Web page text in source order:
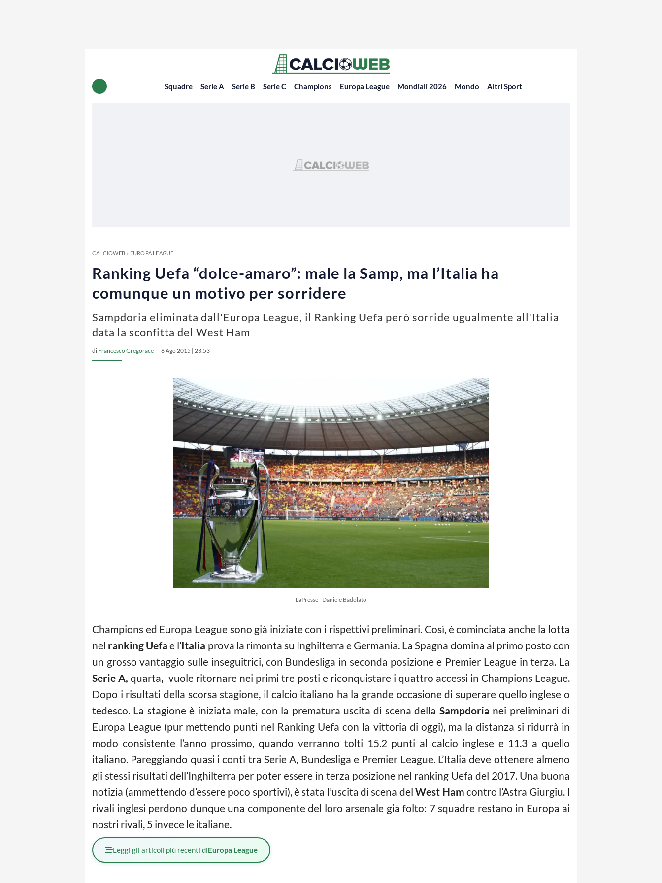
Squadre Serie A Serie B Serie C Champions Europa League Mondiali 2026 Mondo Altri Sport
CALCIOWEB» EUROPA LEAGUE
Ranking Uefa “dolce-amaro”: male la Samp, ma l’Italia ha
comunque un motivo per sorridere
Sampdoria eliminata dall'Europa League, il Ranking Uefa però sorride ugualmente all'Italia
data la sconfitta del West Ham
di Francesco Gregorace 6 Ago 2015 | 23:53
LaPresse - Daniele Badolato
Champions ed Europa League sono già iniziate con i rispettivi preliminari. Così, è cominciata anche la lotta
nel ranking Uefa e l’Italia prova la rimonta su Inghilterra e Germania. La Spagna domina al primo posto con
un grosso vantaggio sulle inseguitrici, con Bundesliga in seconda posizione e Premier League in terza. La
Serie A,quarta, vuole ritornare nei primi tre posti e riconquistare i quattro accessi in Champions League.
Dopo i risultati della scorsa stagione, il calcio italiano ha la grande occasione di superare quello inglese o
tedesco. La stagione è iniziata male, con la prematura uscita di scena della Sampdoria nei preliminari di
Europa League (pur mettendo punti nel Ranking Uefa con la vittoria di oggi), ma la distanza si ridurrà in
modo consistente l’anno prossimo, quando verranno tolti 15.2 punti al calcio inglese e 11.3 a quello
italiano. Pareggiando quasi i conti tra Serie A, Bundesliga e Premier League. L’Italia deve ottenere almeno
gli stessi risultati dell’Inghilterra per poter essere in terza posizione nel ranking Uefa del 2017. Una buona
notizia (ammettendo d’essere poco sportivi), è stata l’uscita di scena delWest Ham contro l’Astra Giurgiu. I
rivali inglesi perdono dunque una componente del loro arsenale già folto: 7 squadre restano in Europa ai
nostri rivali, 5 invece le italiane.
Leggi gli articoli più recenti diEuropa League